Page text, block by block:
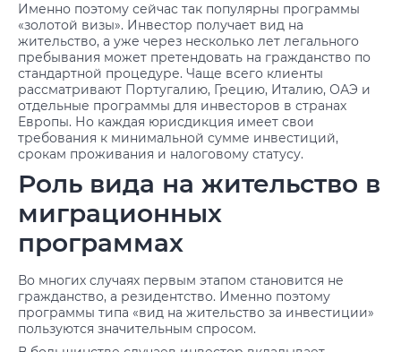
Именно поэтому сейчас так популярны программы
«золотой визы». Инвестор получает вид на
жительство, а уже через несколько лет легального
пребывания может претендовать на гражданство по
стандартной процедуре. Чаще всего клиенты
рассматривают Португалию, Грецию, Италию, ОАЭ и
отдельные программы для инвесторов в странах
Европы. Но каждая юрисдикция имеет свои
требования к минимальной сумме инвестиций,
срокам проживания и налоговому статусу.
Роль вида на жительство в
миграционных
программах
Во многих случаях первым этапом становится не
гражданство, а резидентство. Именно поэтому
программы типа «вид на жительство за инвестиции»
пользуются значительным спросом.